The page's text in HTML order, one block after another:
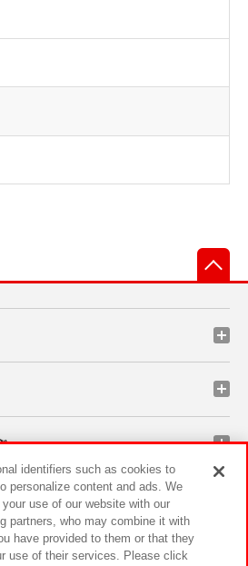
ン
identifiers such as cookies to
personalize content and ads. We
use of our website with our
partners, who may combine it with
have provided to them or that they
use of their services. Please click